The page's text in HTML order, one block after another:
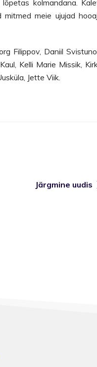
kolmandana.
mitmed meie ujujad
Filippov, Daniil
Kelli Marie Missik,
Jette Viik.
Järgmine uudis